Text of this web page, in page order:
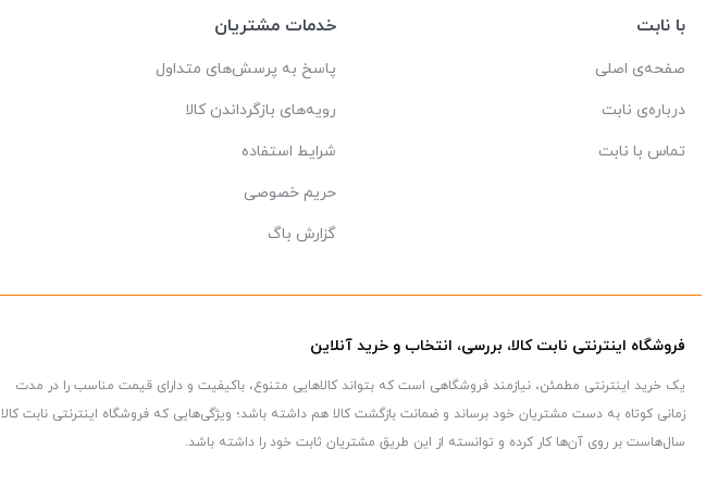
با نابت
صفحه‌ی اصلی
درباره‌ی نابت
تماس با نابت
خدمات مشتریان
پاسخ به پرسش‌های متداول
رویه‌های بازگرداندن کالا
شرایط استفاده
حریم خصوصی
گزارش باگ
فروشگاه اینترنتی نابت کالا، بررسی، انتخاب و خرید آنلاین
یک خرید اینترنتی مطمئن، نیازمند فروشگاهی است که بتواند کالاهایی متنوع، باکیفیت و دارای قیمت مناسب را در مدت
زمانی کوتاه به دست مشتریان خود برساند و ضمانت بازگشت کالا هم داشته باشد؛ ویژگی‌هایی که فروشگاه اینترنتی نابت کالا
سال‌هاست بر روی آن‌ها کار کرده و توانسته از این طریق مشتریان ثابت خود را داشته باشد.